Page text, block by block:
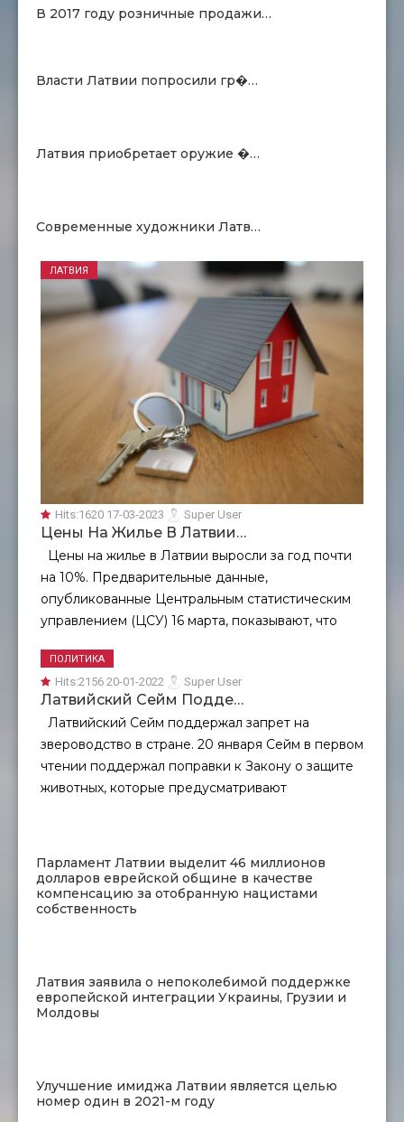
В 2017 году розничные продажи…
Власти Латвии попросили гр�…
Латвия приобретает оружие �…
Современные художники Латв…
Hits:1620 17-03-2023
ЛАТВИЯ
Super User
Цены На Жилье В Латвии…
Цены на жилье в Латвии выросли за год почти
на 10%. Предварительные данные,
опубликованные Центральным статистическим
управлением (ЦСУ) 16 марта, показывают, что
Hits:2156 20-01-2022
ПОЛИТИКА
Super User
Латвийский Сейм Подде…
Латвийский Сейм поддержал запрет на
звероводство в стране. 20 января Сейм в первом
чтении поддержал поправки к Закону о защите
животных, которые предусматривают
Парламент Латвии выделит 46 миллионов
долларов еврейской общине в качестве
компенсацию за отобранную нацистами
собственность
Латвия заявила о непоколебимой поддержке
европейской интеграции Украины, Грузии и
Молдовы
Улучшение имиджа Латвии является целью
номер один в 2021-м году